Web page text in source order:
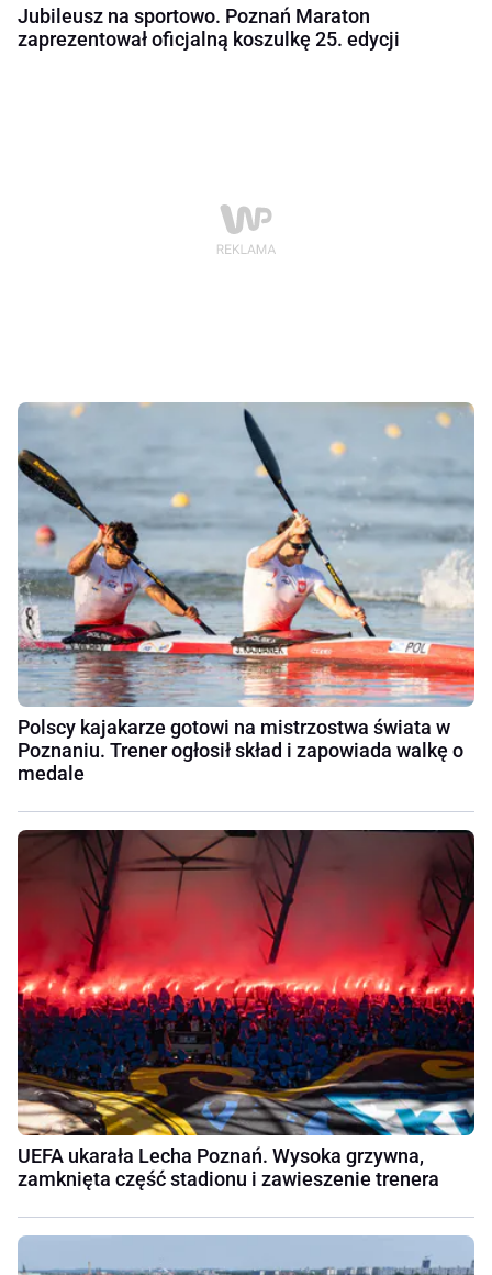
Jubileusz na sportowo. Poznań Maraton
zaprezentował oficjalną koszulkę 25. edycji
Polscy kajakarze gotowi na mistrzostwa świata w
Poznaniu. Trener ogłosił skład i zapowiada walkę o
medale
UEFA ukarała Lecha Poznań. Wysoka grzywna,
zamknięta część stadionu i zawieszenie trenera